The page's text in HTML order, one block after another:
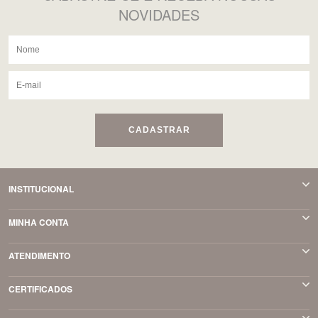
NOVIDADES
CADASTRAR
INSTITUCIONAL
MINHA CONTA
ATENDIMENTO
CERTIFICADOS